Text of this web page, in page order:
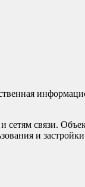
сетям связи.
и